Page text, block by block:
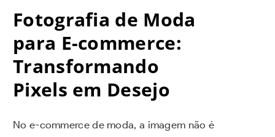
Fotografia de Moda
para E-commerce:
Transformando
Pixels em Desejo
No e-commerce de moda, a imagem não é